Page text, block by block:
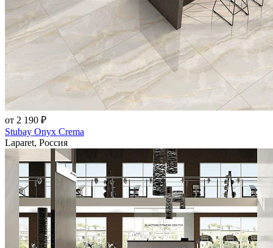
от 2 190 ₽
Stubay Onyx Crema
Laparet, Россия